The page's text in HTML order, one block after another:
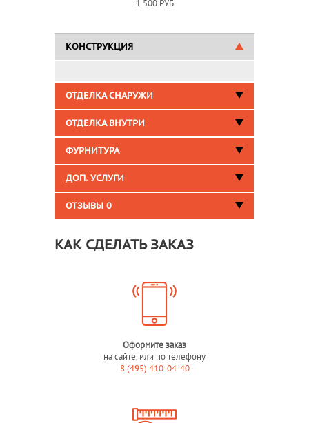
1 500 РУБ
КОНСТРУКЦИЯ
ОТДЕЛКА СНАРУЖИ
ОТДЕЛКА ВНУТРИ
ФУРНИТУРА
ДОП. УСЛУГИ
ОТЗЫВЫ 0
КАК СДЕЛАТЬ ЗАКАЗ
Оформите заказ
на сайте, или по телефону
8 (495) 410-04-40